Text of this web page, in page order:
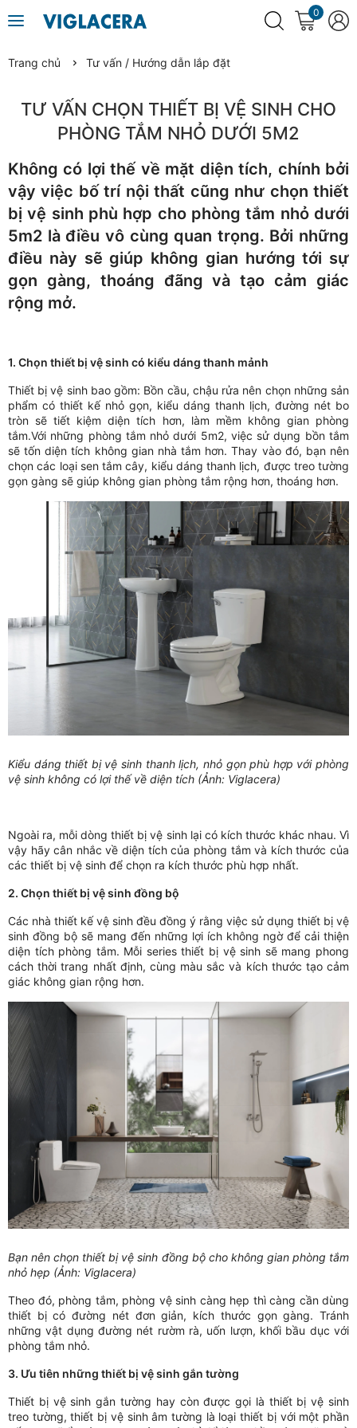
0
Trang chủ Tư vấn / Hướng dẫn lắp đặt
TƯ VẤN CHỌN THIẾT BỊ VỆ SINH CHO
PHÒNG TẮM NHỎ DƯỚI 5M2
Không có lợi thế về mặt diện tích, chính bởi
vậy việc bố trí nội thất cũng như chọn thiết
bị vệ sinh phù hợp cho phòng tắm nhỏ dưới
5m2 là điều vô cùng quan trọng. Bởi những
điều này sẽ giúp không gian hướng tới sự
gọn gàng, thoáng đãng và tạo cảm giác
rộng mở.
1. Chọn thiết bị vệ sinh có kiểu dáng thanh mảnh
Thiết bị vệ sinh bao gồm: Bồn cầu, chậu rửa nên chọn những sản
phẩm có thiết kế nhỏ gọn, kiểu dáng thanh lịch, đường nét bo
tròn sẽ tiết kiệm diện tích hơn, làm mềm không gian phòng
tắm.Với những phòng tắm nhỏ dưới 5m2, việc sử dụng bồn tắm
sẽ tốn diện tích không gian nhà tắm hơn. Thay vào đó, bạn nên
chọn các loại sen tắm cây, kiểu dáng thanh lịch, được treo tường
gọn gàng sẽ giúp không gian phòng tắm rộng hơn, thoáng hơn.
Kiểu dáng thiết bị vệ sinh thanh lịch, nhỏ gọn phù hợp với phòng
vệ sinh không có lợi thế về diện tích (Ảnh: Viglacera)
Ngoài ra, mỗi dòng thiết bị vệ sinh lại có kích thước khác nhau. Vì
vậy hãy cân nhắc về diện tích của phòng tắm và kích thước của
các thiết bị vệ sinh để chọn ra kích thước phù hợp nhất.
2. Chọn thiết bị vệ sinh đồng bộ
Các nhà thiết kế vệ sinh đều đồng ý rằng việc sử dụng thiết bị vệ
sinh đồng bộ sẽ mang đến những lợi ích không ngờ để cải thiện
diện tích phòng tắm. Mỗi series thiết bị vệ sinh sẽ mang phong
cách thời trang nhất định, cùng màu sắc và kích thước tạo cảm
giác không gian rộng hơn.
Bạn nên chọn thiết bị vệ sinh đồng bộ cho không gian phòng tắm
nhỏ hẹp (Ảnh: Viglacera)
Theo đó, phòng tắm, phòng vệ sinh càng hẹp thì càng cần dùng
thiết bị có đường nét đơn giản, kích thước gọn gàng. Tránh
những vật dụng đường nét rườm rà, uốn lượn, khối bầu dục với
phòng tắm nhỏ.
3. Ưu tiên những thiết bị vệ sinh gắn tường
Thiết bị vệ sinh gắn tường hay còn được gọi là thiết bị vệ sinh
treo tường, thiết bị vệ sinh âm tường là loại thiết bị với một phần